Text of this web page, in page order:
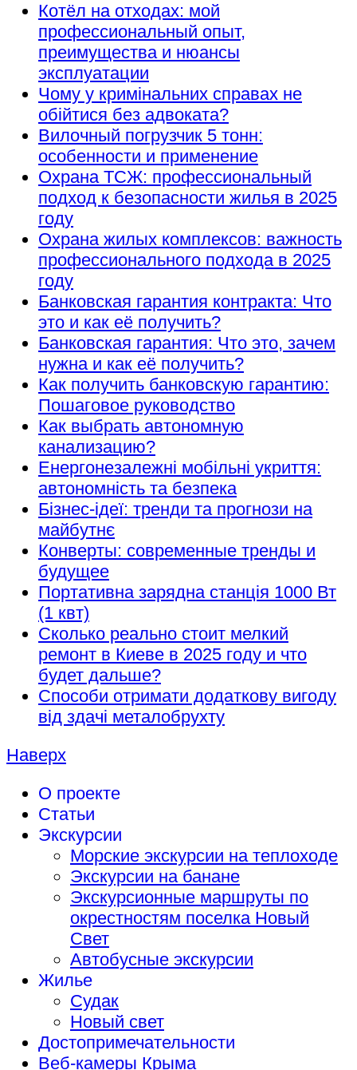
Котёл на отходах: мой
профессиональный опыт,
преимущества и нюансы
эксплуатации
Чому у кримінальних справах не
обійтися без адвоката?
Вилочный погрузчик 5 тонн:
особенности и применение
Охрана ТСЖ: профессиональный
подход к безопасности жилья в 2025
году
Охрана жилых комплексов: важность
профессионального подхода в 2025
году
Банковская гарантия контракта: Что
это и как её получить?
Банковская гарантия: Что это, зачем
нужна и как её получить?
Как получить банковскую гарантию:
Пошаговое руководство
Как выбрать автономную
канализацию?
Енергонезалежні мобільні укриття:
автономність та безпека
Бізнес-ідеї: тренди та прогнози на
майбутнє
Конверты: современные тренды и
будущее
Портативна зарядна станція 1000 Вт
(1 квт)
Сколько реально стоит мелкий
ремонт в Киеве в 2025 году и что
будет дальше?
Способи отримати додаткову вигоду
від здачі металобрухту
Наверх
О проекте
Статьи
Экскурсии
Морские экскурсии на теплоходе
Экскурсии на банане
Экскурсионные маршруты по
окрестностям поселка Новый
Свет
Автобусные экскурсии
Жилье
Судак
Новый свет
Достопримечательности
Веб-камеры Крыма